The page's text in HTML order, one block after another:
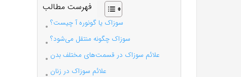
فهرست مطالب
سوزاک یا گونوره آ چیست؟
سوزاک چگونه منتقل می‌شود؟
علائم سوزاک در قسمت‌های مختلف بدن
علائم سوزاک در زنان